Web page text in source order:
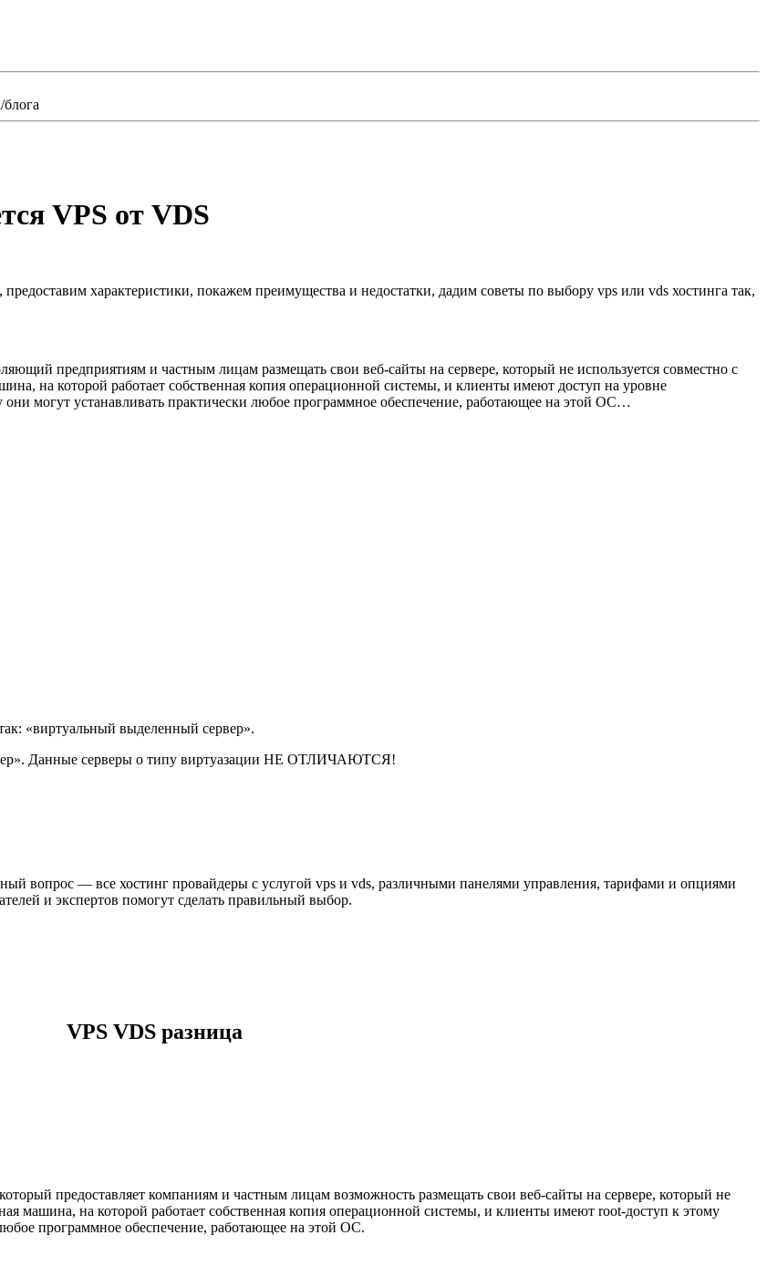
блога
VPS от VDS
предоставим характеристики, покажем преимущества и недостатки, дадим советы по выбору vps или vds хостинга так,
предприятиям и частным лицам размещать свои веб-сайты на сервере, который не используется совместно с
на которой работает собственная копия операционной системы, и клиенты имеют доступ на уровне
могут устанавливать практически любое программное обеспечение, работающее на этой ОС…
«виртуальный выделенный сервер».
Данные серверы о типу виртуазации НЕ ОТЛИЧАЮТСЯ!
вопрос — все хостинг провайдеры с услугой vps и vds, различными панелями управления, тарифами и опциями
и экспертов помогут сделать правильный выбор.
VPS VDS разница
предоставляет компаниям и частным лицам возможность размещать свои веб-сайты на сервере, который не
машина, на которой работает собственная копия операционной системы, и клиенты имеют root-доступ к этому
программное обеспечение, работающее на этой ОС.